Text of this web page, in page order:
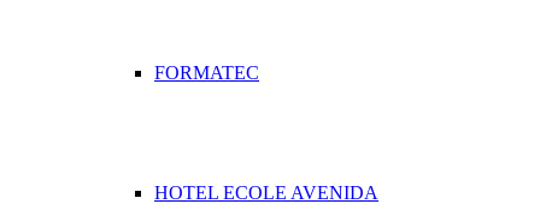
FORMATEC
HOTEL ECOLE AVENIDA